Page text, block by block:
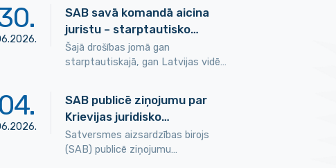
.
.2026.
SAB savā komandā aicina
juristu – starptautisko…
Šajā drošības jomā gan
starptautiskajā, gan Latvijas vidē…
04.
.2026.
SAB publicē ziņojumu par
Krievijas juridisko…
Satversmes aizsardzības birojs
(SAB) publicē ziņojumu…